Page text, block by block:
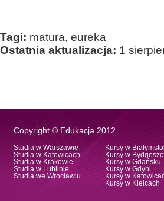
Tagi: matura, eureka
Ostatnia aktualizacja: 1
Copyright © Edukacja 2012
Studia w Warszawie
Studia w Katowicach
Studia w Krakowie
Studia w Lublinie
Studia we Wrocławiu
Kursy w
Kursy w
Kursy w Gdańsku
Kursy w Gdyni
Kursy w
Kursy w Kielcach